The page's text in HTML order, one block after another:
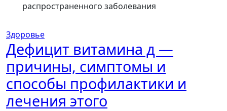
распространенного заболевания
Здоровье
Дефицит витамина д —
причины, симптомы и
способы профилактики и
лечения этого